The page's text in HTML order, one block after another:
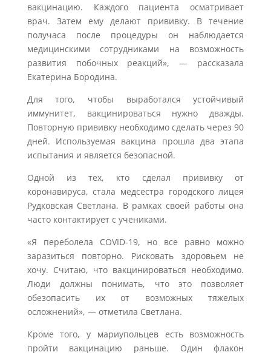
вакцинацию. Каждого пациента осматривает
врач. Затем ему делают прививку. В течение
получаса после процедуры он наблюдается
медицинскими сотрудниками на возможность
развития побочных реакций», — рассказала
Екатерина Бородина.
Для того, чтобы выработался устойчивый
иммунитет, вакцинироваться нужно дважды.
Повторную прививку необходимо сделать через 90
дней. Используемая вакцина прошла два этапа
испытания и является безопасной.
Одной из тех, кто сделал прививку от
коронавируса, стала медсестра городского лицея
Рудковская Светлана. В рамках своей работы она
часто контактирует с учениками.
«Я переболела COVID-19, но все равно можно
заразиться повторно. Рисковать здоровьем не
хочу. Считаю, что вакцинироваться необходимо.
Люди должны понимать, что это позволяет
обезопасить их от возможных тяжелых
осложнений», — отметила Светлана.
Кроме того, у мариупольцев есть возможность
пройти вакцинацию раньше. Один флакон